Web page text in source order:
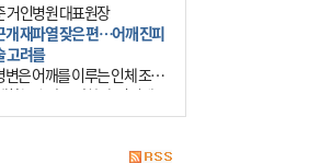
거인병원 대표원장
개 재파열 잦은 편…어깨 진피
고려를
변은 어깨를 이루는 인체 조직
하는 손상을 말한다. 여기에
견과 회전근개 증후군, 어깨